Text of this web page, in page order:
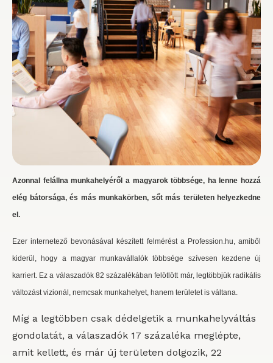
Azonnal felállna munkahelyéről a magyarok többsége, ha lenne hozzá
elég bátorsága, és más munkakörben, sőt más területen helyezkedne
el.
Ezer internetező bevonásával készített felmérést a Profession.hu, amiből
kiderül, hogy a magyar munkavállalók többsége szívesen kezdene új
karriert. Ez a válaszadók 82 százalékában felötlött már, legtöbbjük radikális
változást vizionál, nemcsak munkahelyet, hanem területet is váltana.
Míg a legtöbben csak dédelgetik a munkahelyváltás
gondolatát, a válaszadók 17 százaléka meglépte,
amit kellett, és már új területen dolgozik, 22